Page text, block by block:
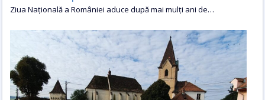
Ziua Națională a României aduce după mai mulți ani de…